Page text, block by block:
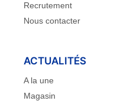
Recrutement
Nous contacter
ACTUALITÉS
A la une
Magasin